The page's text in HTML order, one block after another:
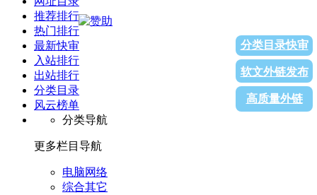
推荐排行
热门排行
最新快审
入站排行
出站排行
分类目录
风云榜单
分类导航
更多栏目导航
电脑网络
综合其它
分类目录快审
软文外链发布
高质量外链